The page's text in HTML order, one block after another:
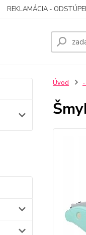
REKLAMÁCIA -
Úvod